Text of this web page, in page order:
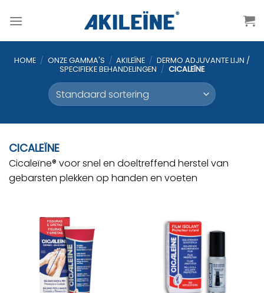
naar
HOME / ONZE GAMMA'S / AKILEÏNE / DERMO ADJUVANTE LIJN /
SPECIFIEKE BEHANDELINGEN / CICALEÏNE
CICALEÏNE
Cicaleïne® voor snel en doeltreffend herstel van
gebarsten plekken op handen en voeten